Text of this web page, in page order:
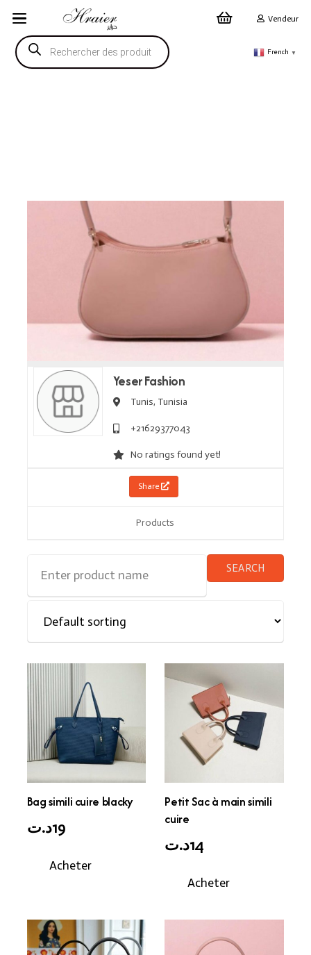
Vendeur
Recherche
de
produits
French ▼
Yeser Fashion
Tunis, Tunisia
+21629377043
No ratings found yet!
Share
Products
Bag simili cuire blacky
19د.ت
Acheter
Petit Sac à main simili
cuire
14د.ت
Acheter